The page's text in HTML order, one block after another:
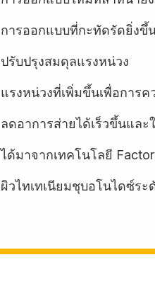
การออกแบบที่กะทัดรัดยิ่งขึ้
ปรับปรุงสมดุลแรงหน่วง
แรงหน่วงที่เพิ่มขึ้นเพื่อการ
ลดอาการส่ายได้เร็วขึ้นและ
ได้มาจากเทคโนโลยี
ผิวไทเทเนียมชุบอโนไดซ์ระ